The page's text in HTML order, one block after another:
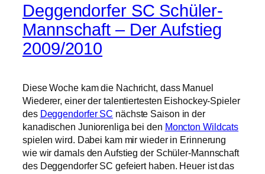
Deggendorfer SC Schüler-
Mannschaft – Der Aufstieg
2009/2010
Diese Woche kam die Nachricht, dass Manuel
Wiederer, einer der talentiertesten Eishockey-Spieler
des Deggendorfer SC nächste Saison in der
kanadischen Juniorenliga bei den Moncton Wildcats
spielen wird. Dabei kam mir wieder in Erinnerung
wie wir damals den Aufstieg der Schüler-Mannschaft
des Deggendorfer SC gefeiert haben. Heuer ist das